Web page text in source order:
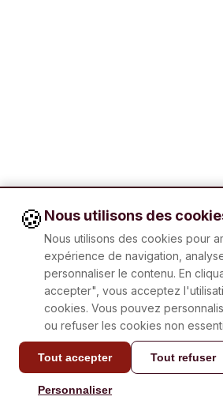
🍪 Nous utilisons des
Nous utilisons des cookies pour
expérience de navigation,
personnaliser le contenu. En
accepter", vous acceptez
cookies. Vous pouvez
ou refuser les cookies non
Tout accepter Tout refuser
Personnaliser